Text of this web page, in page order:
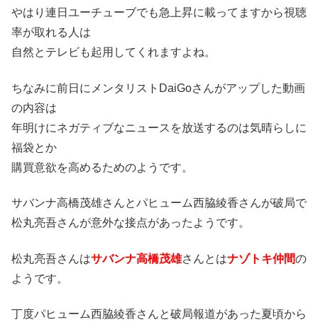
やはり連日ユーチューブでも急上昇に載ってますから視聴
率が取れる人は
自然とテレビも起用してくれますよね。
ちなみに前日にメンタリストDaiGoさんがアップした動画
の内容は
年明けにネガティブなニュースを放送するのは気晴らしに
福袋とか
購買意欲を高めるためのようです。
サバンナ高橋茂雄さんとパヒューム西脇綾香さんが破局で
松丸亮吾さんが意外な接点があったようです。
松丸亮吾さんはサバンナ高橋茂雄さんとはナゾトキ仲間の
ようです。
丁度パヒューム西脇綾香さんと破局報道があった夏頃から